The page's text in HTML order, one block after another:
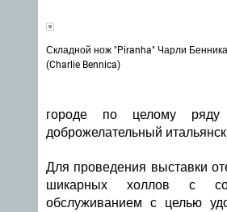
Складной нож "Piranha" Чарли Бенника
(Charlie Bennica)
городе по целому
доброжелательный
Для проведения выставки
шикарных холлов с
обслуживанием с целью